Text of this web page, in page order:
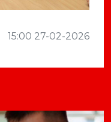
Next